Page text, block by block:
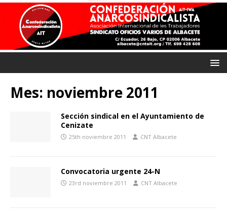
Mes: noviembre 2011
Sección sindical en el Ayuntamiento de
Cenizate
25th noviembre 2011 CNT Albacete
Convocatoria urgente 24-N
23rd noviembre 2011 CNT Albacete